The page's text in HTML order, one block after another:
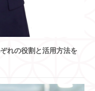
れの役割と活用方法を